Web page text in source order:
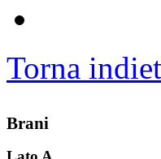
Torna
Brani